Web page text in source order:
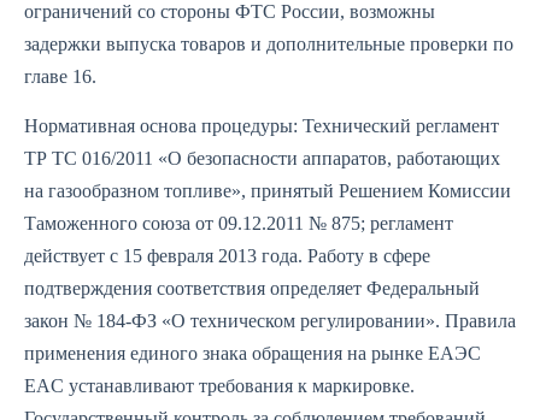
ограничений со стороны ФТС России, возможны
задержки выпуска товаров и дополнительные проверки по
главе 16.
Нормативная основа процедуры: Технический регламент
ТР ТС 016/2011 «О безопасности аппаратов, работающих
на газообразном топливе», принятый Решением Комиссии
Таможенного союза от 09.12.2011 № 875; регламент
действует с 15 февраля 2013 года. Работу в сфере
подтверждения соответствия определяет Федеральный
закон № 184‑ФЗ «О техническом регулировании». Правила
применения единого знака обращения на рынке ЕАЭС
EAC устанавливают требования к маркировке.